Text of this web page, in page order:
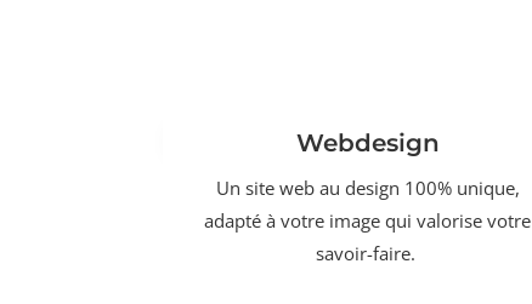
Webdesign
Un site web au design 100% unique,
adapté à votre image qui valorise votre
savoir-faire.